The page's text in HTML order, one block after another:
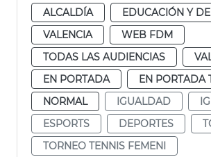
ALCALDÍA
EDUCACIÓN Y
VALENCIA
WEB FDM
TODAS LAS AUDIENCIAS
EN PORTADA
EN PORTADA
NORMAL
IGUALDAD
ESPORTS
DEPORTES
TORNEO TENNIS FEMENI